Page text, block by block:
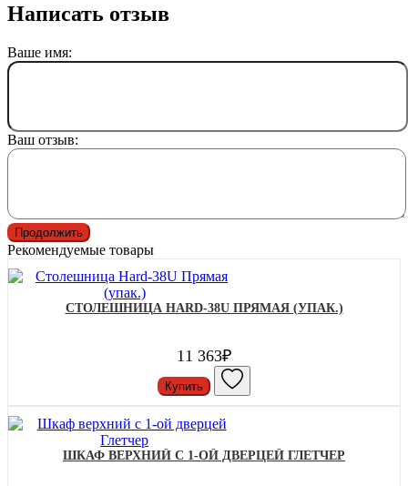
Написать отзыв
Ваше имя:
Ваш отзыв:
Продолжить
Рекомендуемые товары
СТОЛЕШНИЦА HARD-38U ПРЯМАЯ (УПАК.)
11 363₽
Купить
ШКАФ ВЕРХНИЙ С 1-ОЙ ДВЕРЦЕЙ ГЛЕТЧЕР